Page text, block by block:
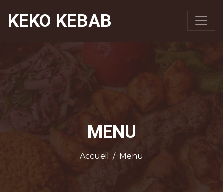
KEKO KEBAB
MENU
Accueil / Menu